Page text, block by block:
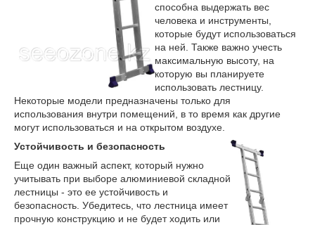
способна выдержать вес
человека и инструменты,
которые будут использоваться
на ней. Также важно учесть
максимальную высоту, на
которую вы планируете
использовать лестницу.
Некоторые модели предназначены только для
использования внутри помещений, в то время как другие
могут использоваться и на открытом воздухе.
Устойчивость и безопасность
Еще один важный аспект, который нужно
учитывать при выборе алюминиевой складной
лестницы - это ее устойчивость и
безопасность. Убедитесь, что лестница имеет
прочную конструкцию и не будет ходить или